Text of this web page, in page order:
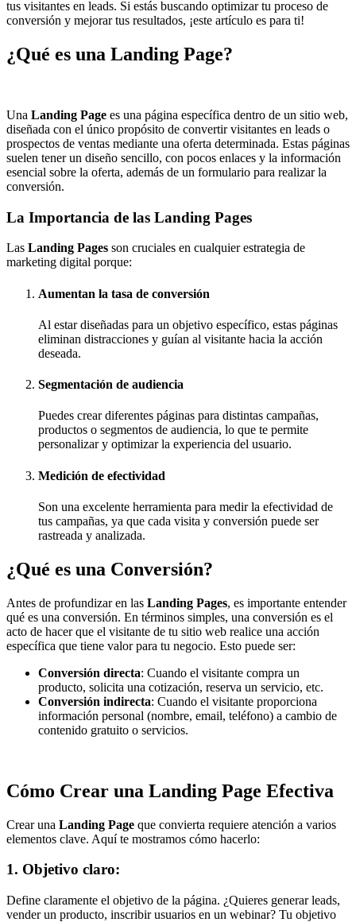
tus visitantes en leads. Si estás buscando optimizar tu proceso de
conversión y mejorar tus resultados, ¡este artículo es para ti!
¿Qué es una Landing Page?
Una Landing Page es una página específica dentro de un sitio web,
diseñada con el único propósito de convertir visitantes en leads o
prospectos de ventas mediante una oferta determinada. Estas páginas
suelen tener un diseño sencillo, con pocos enlaces y la información
esencial sobre la oferta, además de un formulario para realizar la
conversión.
La Importancia de las Landing Pages
Las Landing Pages son cruciales en cualquier estrategia de
marketing digital porque:
Aumentan la tasa de conversión
Al estar diseñadas para un objetivo específico, estas páginas
eliminan distracciones y guían al visitante hacia la acción
deseada.
Segmentación de audiencia
Puedes crear diferentes páginas para distintas campañas,
productos o segmentos de audiencia, lo que te permite
personalizar y optimizar la experiencia del usuario.
Medición de efectividad
Son una excelente herramienta para medir la efectividad de
tus campañas, ya que cada visita y conversión puede ser
rastreada y analizada.
¿Qué es una Conversión?
Antes de profundizar en las Landing Pages, es importante entender
qué es una conversión. En términos simples, una conversión es el
acto de hacer que el visitante de tu sitio web realice una acción
específica que tiene valor para tu negocio. Esto puede ser:
Conversión directa: Cuando el visitante compra un
producto, solicita una cotización, reserva un servicio, etc.
Conversión indirecta: Cuando el visitante proporciona
información personal (nombre, email, teléfono) a cambio de
contenido gratuito o servicios.
Cómo Crear una Landing Page Efectiva
Crear una Landing Page que convierta requiere atención a varios
elementos clave. Aquí te mostramos cómo hacerlo:
1. Objetivo claro:
Define claramente el objetivo de la página. ¿Quieres generar leads,
vender un producto, inscribir usuarios en un webinar? Tu objetivo